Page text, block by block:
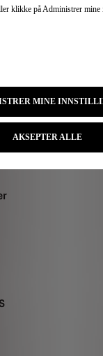
klikke på Administrer mine
MINE
AKSEPTER ALLE